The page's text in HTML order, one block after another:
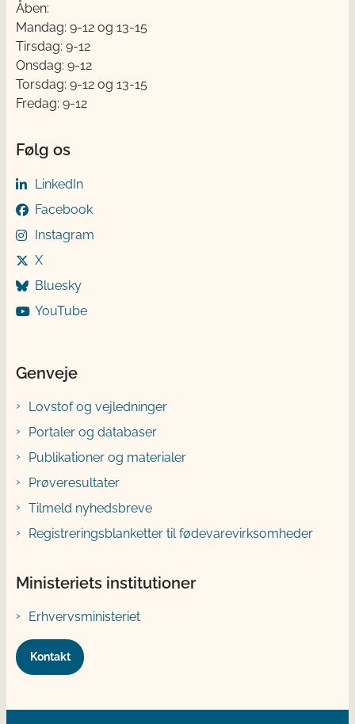
Åben:
Mandag: 9-12 og 13-15
Tirsdag: 9-12
Onsdag: 9-12
Torsdag: 9-12 og 13-15
Fredag: 9-12
Følg os
LinkedIn
Facebook
Instagram
X
Bluesky
YouTube
Genveje
Lovstof og vejledninger
Portaler og databaser
Publikationer og materialer
Prøveresultater
Tilmeld nyhedsbreve
Registreringsblanketter til fødevarevirksomheder
Ministeriets institutioner
Erhvervsministeriet
Kontakt